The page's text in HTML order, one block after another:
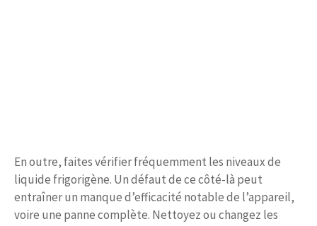
En outre, faites vérifier fréquemment les niveaux de
liquide frigorigène. Un défaut de ce côté-là peut
entraîner un manque d’efficacité notable de l’appareil,
voire une panne complète. Nettoyez ou changez les